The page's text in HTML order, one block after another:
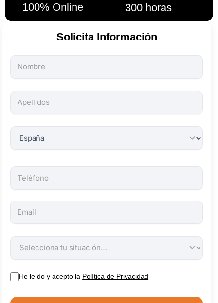
100% Online 300 horas
Solicita Información
Todos
los
son
obligatorios.
He leído y acepto la Política de Privacidad